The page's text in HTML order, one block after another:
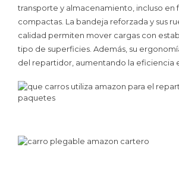
transporte y almacenamiento, incluso en
compactas. La bandeja reforzada y sus
calidad permiten mover cargas con
tipo de superficies. Además, su
del repartidor, aumentando la eficiencia